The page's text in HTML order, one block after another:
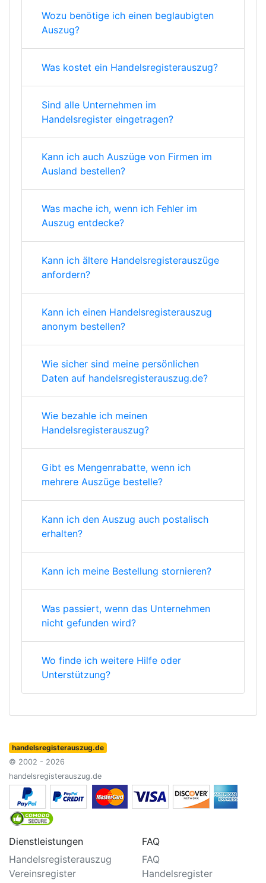
Wozu benötige ich einen beglaubigten
Auszug?
Was kostet ein Handelsregisterauszug?
Sind alle Unternehmen im
Handelsregister eingetragen?
Kann ich auch Auszüge von Firmen im
Ausland bestellen?
Was mache ich, wenn ich Fehler im
Auszug entdecke?
Kann ich ältere Handelsregisterauszüge
anfordern?
Kann ich einen Handelsregisterauszug
anonym bestellen?
Wie sicher sind meine persönlichen
Daten auf handelsregisterauszug.de?
Wie bezahle ich meinen
Handelsregisterauszug?
Gibt es Mengenrabatte, wenn ich
mehrere Auszüge bestelle?
Kann ich den Auszug auch postalisch
erhalten?
Kann ich meine Bestellung stornieren?
Was passiert, wenn das Unternehmen
nicht gefunden wird?
Wo finde ich weitere Hilfe oder
Unterstützung?
handelsregisterauszug.de
© 2002 - 2026
handelsregisterauszug.de
Dienstleistungen
Handelsregisterauszug
Vereinsregister
FAQ
FAQ
Handelsregister